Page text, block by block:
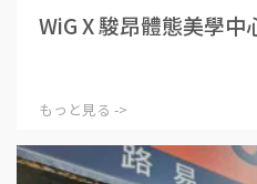
WiG X 駿昂體態美學
もっと見る ->